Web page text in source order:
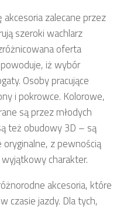
zalecane przez
szeroki wachlarz
oferta
iż wybór
Osoby pracujące
i pokrowce. Kolorowe,
są przez młodych
też obudowy 3D – są
z pewnością
charakter.
akcesoria, które
czasie jazdy. Dla tych,